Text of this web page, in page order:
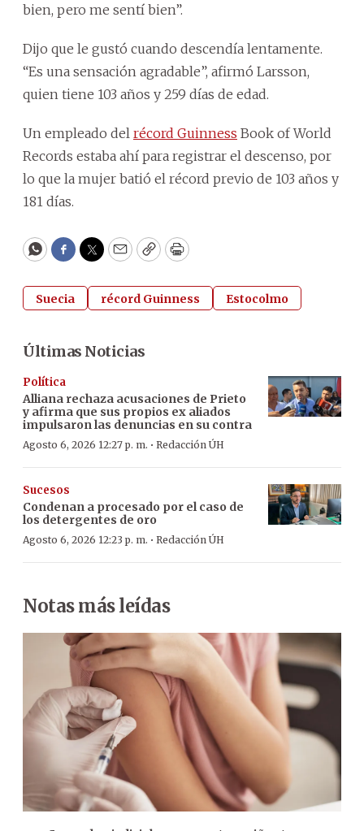
bien, pero me sentí bien”.
Dijo que le gustó cuando descendía lentamente.
“Es una sensación agradable”, afirmó Larsson,
quien tiene 103 años y 259 días de edad.
Un empleado del récord Guinness Book of World
Records estaba ahí para registrar el descenso, por
lo que la mujer batió el récord previo de 103 años y
181 días.
WhatsApp
Facebook
Twitter
EmailCopyPrint
Suecia récord Guinness Estocolmo
Últimas Noticias
Política
Alliana rechaza acusaciones de Prieto
y afirma que sus propios ex aliados
impulsaron las denuncias en su contra
Agosto 6, 2026 12:27 p. m. · Redacción ÚH
Sucesos
Condenan a procesado por el caso de
los detergentes de oro
Agosto 6, 2026 12:23 p. m. · Redacción ÚH
Notas más leídas